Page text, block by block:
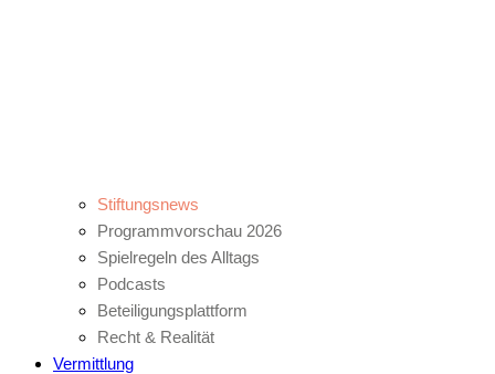
Stiftungsnews
Programmvorschau 2026
Spielregeln des Alltags
Podcasts
Beteiligungsplattform
Recht & Realität
Vermittlung